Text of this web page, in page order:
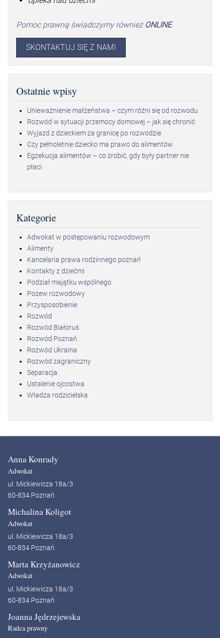
Pomoc prawną świadczymy również ONLINE.
SKONTAKTUJ SIĘ Z NAMI
Ostatnie wpisy
Unieważnienie małżeństwa – czym różni się od rozwodu
Rozwód w sytuacji przemocy domowej – jak się chronić
Wyjazd z dzieckiem za granicę po rozwodzie
Czy pełnoletnie dziecko ma prawo do alimentów
Egzekucja alimentów – co zrobić, gdy były partner nie
płaci
Kategorie
Adwokat w postępowaniu rozwodowym
Alimenty
Kancelaria prawa rodzinnego poznań
Kontakty z dziećmi
Podział majątku wspólnego
Pozew rozwodowy
Przysposobienie
Rozwód
Rozwód Białoruś
Rozwód Poznań
Rozwód Ukraina
Rozwód zagraniczny
Separacja
Ustalenie ojcostwa
Władza rodzicielska
Anna Konrady
Adwokat
ul. Mickiewicza 18a/3
60-834 Poznań
Michalina Koligot
Adwokat
ul. Mickiewicza 18a/3
60-834 Poznań
Marta Krzyżanowicz
Adwokat
ul. Mickiewicza 18a/3
60-834 Poznań
Joanna Jędrzejewska
Radca prawny